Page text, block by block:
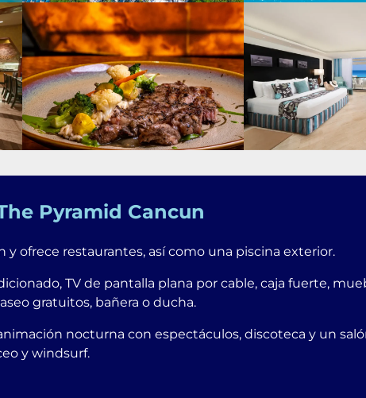
Pyramid Cancun
ofrece restaurantes, así como una piscina exterior.
TV de pantalla plana por cable, caja fuerte,
gratuitos, bañera o ducha.
nocturna con espectáculos, discoteca y un
y windsurf.